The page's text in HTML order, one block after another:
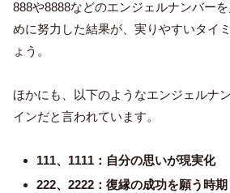
888や8888などのエンジェルナンバー
めに努力した結果が、実りやすいタイ
ょう。
ほかにも、以下のようなエンジェルナ
インだと言われています。
111、1111：自分の思いが現実化
222、2222：復縁の成功を願う時期